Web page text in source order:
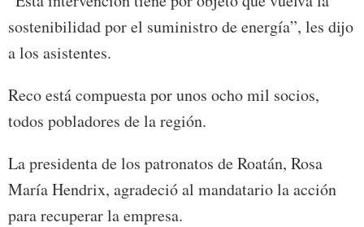
sostenibilidad por el suministro de energía”, les dijo
a los asistentes.
Reco está compuesta por unos ocho mil socios,
todos pobladores de la región.
La presidenta de los patronatos de Roatán, Rosa
María Hendrix, agradeció al mandatario la acción
para recuperar la empresa.